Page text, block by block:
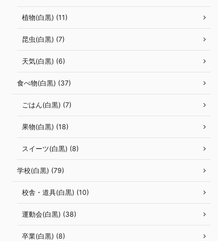
植物(白黒) (11)
昆虫(白黒) (7)
天気(白黒) (6)
食べ物(白黒) (37)
ごはん(白黒) (7)
果物(白黒) (18)
スイーツ(白黒) (8)
学校(白黒) (79)
校舎・道具(白黒) (10)
運動会(白黒) (38)
卒業(白黒) (8)